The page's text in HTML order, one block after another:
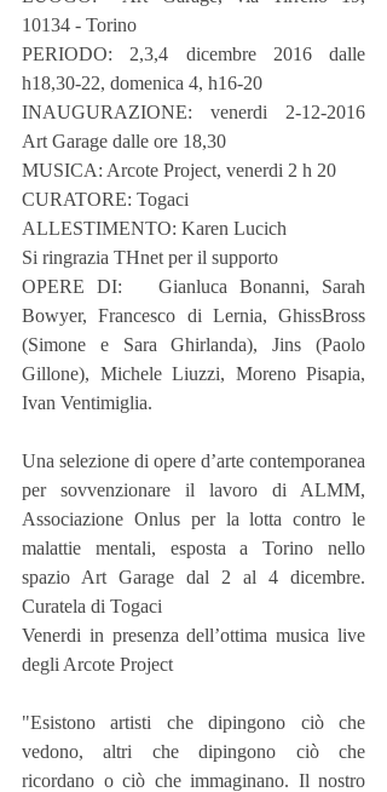
10134 - Torino
PERIODO: 2,3,4 dicembre 2016 dalle
h18,30-22, domenica 4, h16-20
INAUGURAZIONE: venerdi 2-12-2016
Art Garage dalle ore 18,30
MUSICA: Arcote Project, venerdi 2 h 20
CURATORE: Togaci
ALLESTIMENTO: Karen Lucich
Si ringrazia THnet per il supporto
OPERE DI:   Gianluca Bonanni, Sarah
Bowyer, Francesco di Lernia, GhissBross
(Simone e Sara Ghirlanda), Jins (Paolo
Gillone), Michele Liuzzi, Moreno Pisapia,
Ivan Ventimiglia.
Una selezione di opere d’arte contemporanea
per sovvenzionare il lavoro di ALMM,
Associazione Onlus per la lotta contro le
malattie mentali, esposta a Torino nello
spazio Art Garage dal 2 al 4 dicembre.
Curatela di Togaci
Venerdi in presenza dell’ottima musica live
degli Arcote Project
"Esistono artisti che dipingono ciò che
vedono, altri che dipingono ciò che
ricordano o ciò che immaginano. Il nostro